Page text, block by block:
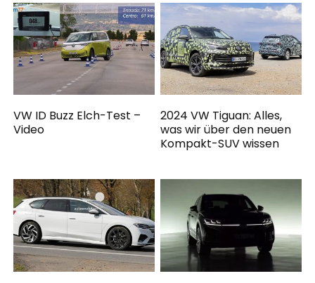
VW ID Buzz Elch-Test –
Video
2024 VW Tiguan: Alles,
was wir über den neuen
Kompakt-SUV wissen